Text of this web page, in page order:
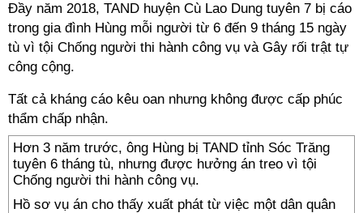
Đầy năm 2018, TAND huyện Cù Lao Dung tuyên 7 bị cáo
trong gia đình Hùng mỗi người từ 6 đến 9 tháng 15 ngày
tù vì tội Chống người thi hành công vụ và Gây rối trật tự
công cộng.
Tất cả kháng cáo kêu oan nhưng không được cấp phúc
thẩm chấp nhận.
Hơn 3 năm trước, ông Hùng bị TAND tỉnh Sóc Trăng
tuyên 6 tháng tù, nhưng được hưởng án treo vì tội
Chống người thi hành công vụ.
Hồ sơ vụ án cho thấy xuất phát từ việc một dân quân